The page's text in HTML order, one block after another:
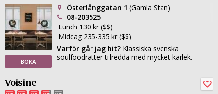
BOKA
Österlånggatan 1 (Gamla Stan)
08-203525
Lunch 130 kr ($$)
Middag 235-335 kr ($$)
Varför går jag hit? Klassiska svenska
soulfoodrätter tillredda med mycket kärlek.
Voisine